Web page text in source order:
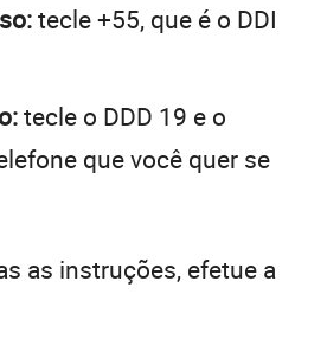
tecle +55, que é o DDI
tecle o DDD 19 e o
que você quer se
as instruções, efetue a